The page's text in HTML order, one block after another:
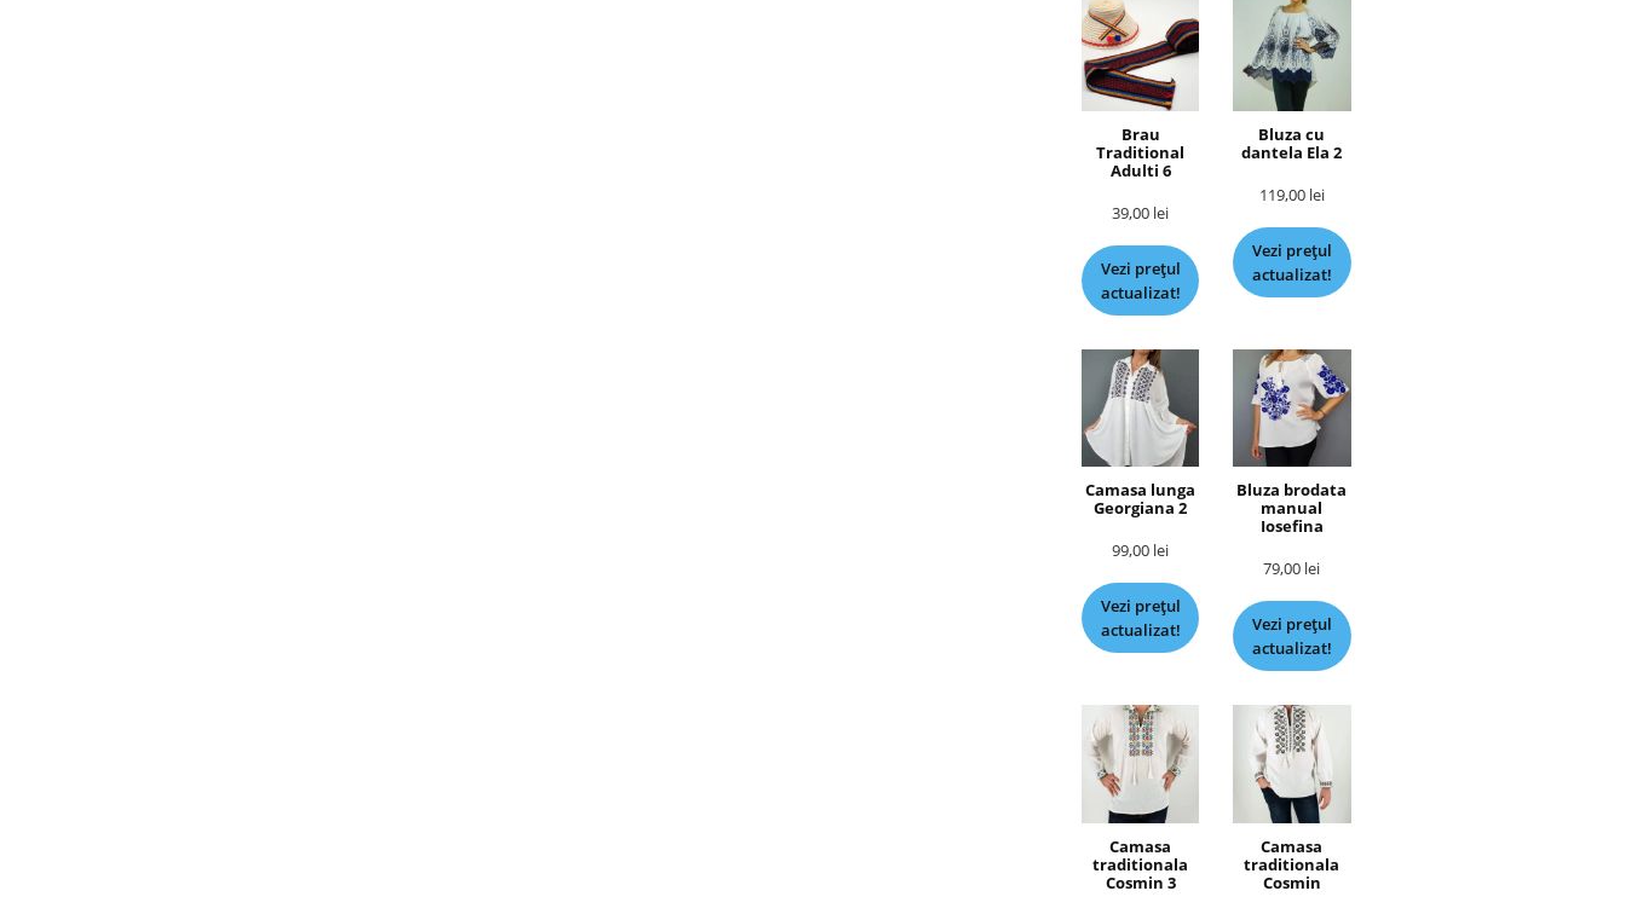
Brau
Traditional
Adulti 6
39,00 lei
Vezi prețul
actualizat!
Bluza cu
dantela Ela 2
119,00 lei
Vezi prețul
actualizat!
Camasa lunga
Georgiana 2
99,00 lei
Vezi prețul
actualizat!
Bluza brodata
manual
Iosefina
79,00 lei
Vezi prețul
actualizat!
Camasa
traditionala
Cosmin 3
Camasa
traditionala
Cosmin